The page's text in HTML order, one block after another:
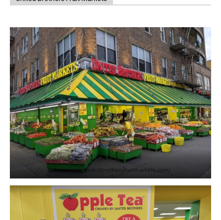
https://www.unitedbrothersfruitmarkets.com/